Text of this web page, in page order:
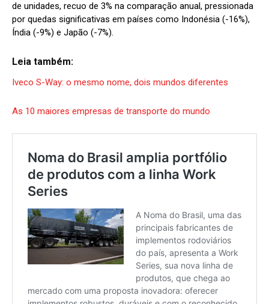
de unidades, recuo de 3% na comparação anual, pressionada
por quedas significativas em países como Indonésia (-16%),
Índia (-9%) e Japão (-7%).
Leia também:
Iveco S-Way: o mesmo nome, dois mundos diferentes
As 10 maiores empresas de transporte do mundo